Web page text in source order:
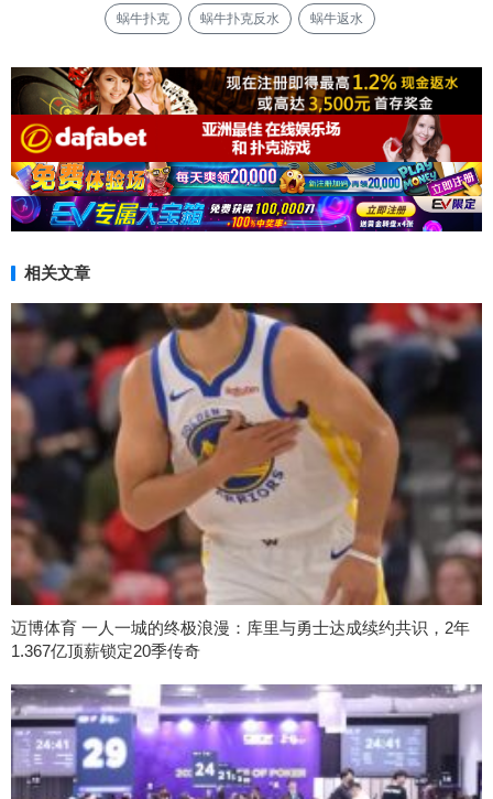
蜗牛扑克 蜗牛扑克反水 蜗牛返水
相关文章
迈博体育 一人一城的终极浪漫：库里与勇士达成续约共识，2年
1.367亿顶薪锁定20季传奇